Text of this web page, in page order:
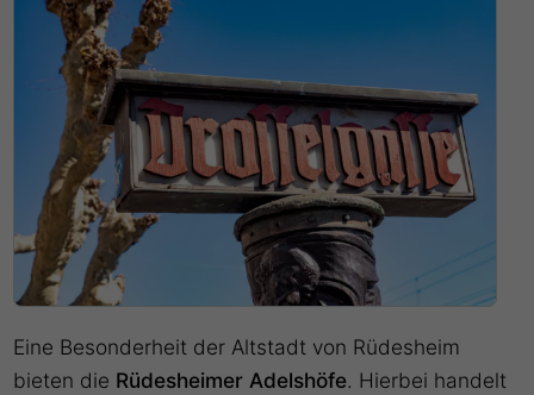
Eine Besonderheit der Altstadt von Rüdesheim
bieten die Rüdesheimer Adelshöfe. Hierbei handelt